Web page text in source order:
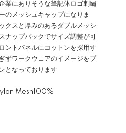
業にありそうな筆記体ロゴ刺繡
のメッシュキャップになりま
クスと厚みのあるダブルメッシ
ナップバックでサイズ調整が可
ントパネルにコットンを採用す
ずワークウェアのイメージをプ
となっております
Mesh100%